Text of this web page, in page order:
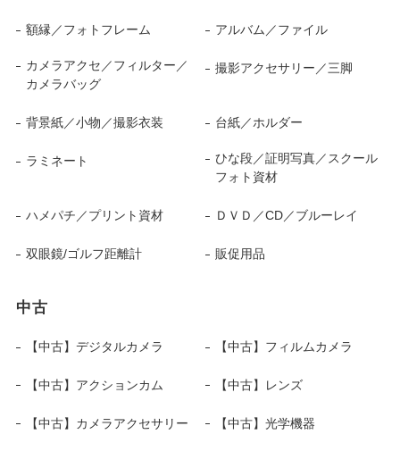
額縁／フォトフレーム アルバム／ファイル
カメラアクセ／フィルター／
カメラバッグ
撮影アクセサリー／三脚
背景紙／小物／撮影衣装 台紙／ホルダー
ラミネート
ひな段／証明写真／スクール
フォト資材
ハメパチ／プリント資材 ＤＶＤ／CD／ブルーレイ
双眼鏡/ゴルフ距離計 販促用品
中古
【中古】デジタルカメラ 【中古】フィルムカメラ
【中古】アクションカム 【中古】レンズ
【中古】カメラアクセサリー 【中古】光学機器